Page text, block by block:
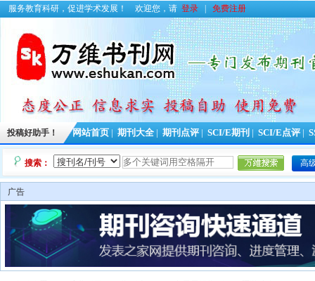
服务教育科研，促进学术发展！ 欢迎您，请 登录 免费注册
投稿好助手！ 网站首页 期刊大全 期刊点评 SCI/E期刊 SCI/E点评
搜索： 高
广告